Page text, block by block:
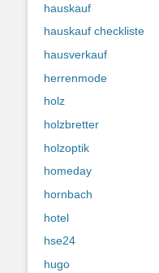
hauskauf
hauskauf checkliste
hausverkauf
herrenmode
holz
holzbretter
holzoptik
homeday
hornbach
hotel
hse24
hugo